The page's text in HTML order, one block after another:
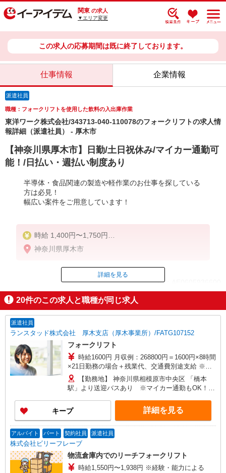
関東 の求人
▼エリア変更
この求人の応募期間は既に終了しております。
仕事情報 企業情報
派遣社員
職種：フォークリフトを使用した飲料の入出庫作業
東洋ワーク株式会社/343713-040-110078のフォークリフトの求人情
報詳細（派遣社員） - 厚木市
【神奈川県厚木市】日勤/土日祝休み/マイカー通勤可
能！/日払い・週払い制度あり
半導体・食品関連の製造や軽作業のお仕事を探している
方は必見！
幅広い案件をご用意しています！
時給 1,400円〜1,750円
月収例 227,500円＋交通費
時給 1,400円x7時間30分x20日＝210,000円
賞与手当含【退職手当】制度あり
神奈川県厚木市
ID：AE0605936600
掲載期間終了
詳細を見る
20件のこの求人と職種が同じ求人
派遣社員
ランスタッド株式会社 厚木支店（厚木事業所）/FATG107152
フォークリフト
時給1600円 月収例：268800円＝1600円×8時間
×21日勤務の場合＋残業代、交通費別途支給 ※交
通費実費支給／当社規定あり。
【勤務地】 神奈川県相模原市中央区 「橋本
駅」より送迎バスあり ※マイカー通勤もOK！
木ビル6F ※上記は登録場所となります
キープ 詳細を見る
アルバイト パート 契約社員 派遣社員
株式会社ビリーフレーブ
物流倉庫内でのリーチフォークリフト
時給1,550円〜1,938円 ※経験・能力による